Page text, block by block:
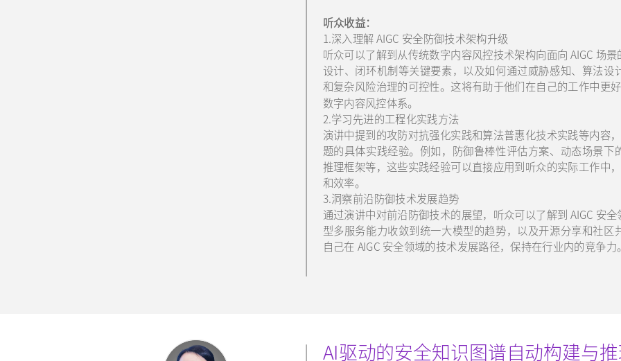
听众收益：
1.深入理解 AIGC 安全防御技术架构升级
听众可以了解到从传统数字内容风控技术架构向面向 AIGC 场
设计、闭环机制等关键要素，以及如何通过威胁感知、算法
和复杂风险治理的可控性。这将有助于他们在自己的工作中更
数字内容风控体系。
2.学习先进的工程化实践方法
演讲中提到的攻防对抗强化实践和算法普惠化技术实践等内容
题的具体实践经验。例如，防御鲁棒性评估方案、动态场景
推理框架等，这些实践经验可以直接应用到听众的实际工作中
和效率。
3.洞察前沿防御技术发展趋势
通过演讲中对前沿防御技术的展望，听众可以了解到 AIGC 安
型多服务能力收敛到统一大模型的趋势，以及开源分享和社
自己在 AIGC 安全领域的技术发展路径，保持在行业内的竞争力。
AI驱动的安全知识图谱自动构建与